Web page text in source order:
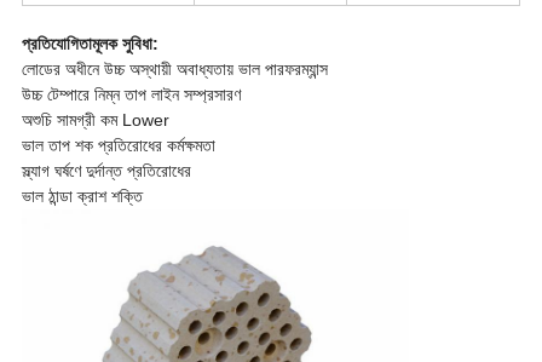
প্রতিযোগিতামূলক সুবিধা:
লোডের অধীনে উচ্চ অস্থায়ী অবাধ্যতায় ভাল পারফরম্যান্স
উচ্চ টেম্পারে নিম্ন তাপ লাইন সম্প্রসারণ
অশুচি সামগ্রী কম Lower
ভাল তাপ শক প্রতিরোধের কর্মক্ষমতা
স্ল্যাগ ঘর্ষণে দুর্দান্ত প্রতিরোধের
ভাল ঠান্ডা ক্রাশ শক্তি